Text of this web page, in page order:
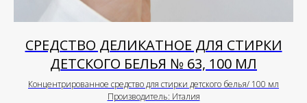
СРЕДСТВО ДЕЛИКАТНОЕ ДЛЯ СТИРКИ
ДЕТСКОГО БЕЛЬЯ № 63, 100 МЛ
Концентрированное средство для стирки детского белья/ 100 мл
Производитель: Италия